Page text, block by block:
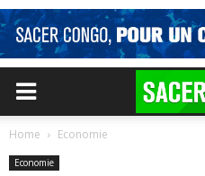
Home Economie
Economie